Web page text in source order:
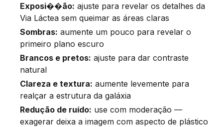
Exposi��ão: ajuste para revelar os detalhes da
Via Láctea sem queimar as áreas claras
Sombras: aumente um pouco para revelar o
primeiro plano escuro
Brancos e pretos: ajuste para dar contraste
natural
Clareza e textura: aumente levemente para
realçar a estrutura da galáxia
Redução de ruído: use com moderação —
exagerar deixa a imagem com aspecto de plástico